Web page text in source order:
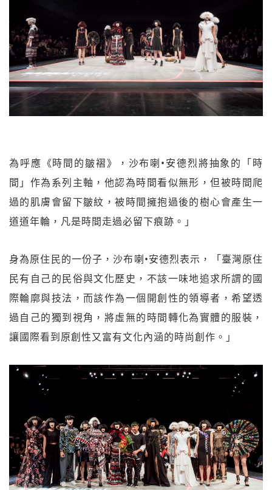
為呼應《時間的皺褶》，沙布喇•安德烈將抽象的「時
間」作為系列主軸，他認為時間看似無形，但被時間爬
過的肌膚會留下皺紋，被時間擁抱過後的樹心會產生一
道道年輪，凡是時間走過必留下痕跡。」
身為原住民的一份子，沙布喇•安德烈表示，「臺灣原住
民有自己的民俗與文化歷史，不該一味地追求所謂的國
際輪廓與技法，而該作為一個開創性的領導者，希望透
過自己的獨到視角，將虛無的時間轉化為實體的服裝，
讓國際看到原創性又富有文化內涵的時尚創作。」